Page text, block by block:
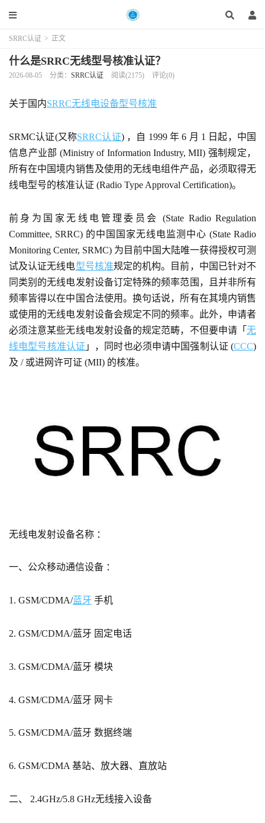
SRRC认证 > 正文
什么是SRRC无线型号核准认证？
2026-08-05 分类： SRRC认证 阅读(2175) 评论(0)
关于国内SRRC无线电设备型号核准
SRMC认证(又称SRRC认证) ，自 1999 年 6 月 1 日起，中国
信息产业部 (Ministry of Information Industry, MII) 强制规定，
所有在中国境内销售及使用的无线电组件产品，必须取得无
线电型号的核准认证 (Radio Type Approval Certification)。
前身为国家无线电管理委员会 (State Radio Regulation
Committee, SRRC) 的中国国家无线电监测中心 (State Radio
Monitoring Center, SRMC) 为目前中国大陆唯一获得授权可测
试及认证无线电型号核准规定的机构。目前，中国已针对不
同类别的无线电发射设备订定特殊的频率范围，且并非所有
频率皆得以在中国合法使用。换句话说，所有在其境内销售
或使用的无线电发射设备会规定不同的频率。此外，申请者
必须注意某些无线电发射设备的规定范畴，不但要申请「 无
线电型号核准认证 」，同时也必须申请中国强制认证 (CCC)
及 / 或进网许可证 (MII) 的核准。
无线电发射设备名称 ：
一、公众移动通信设备 ：
1. GSM/CDMA/蓝牙 手机
2. GSM/CDMA/蓝牙 固定电话
3. GSM/CDMA/蓝牙 模块
4. GSM/CDMA/蓝牙 网卡
5. GSM/CDMA/蓝牙 数据终端
6. GSM/CDMA 基站、放大器、直放站
二、 2.4GHz/5.8 GHz无线接入设备